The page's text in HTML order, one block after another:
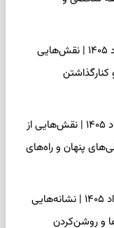
فال چای امروز جمعه ۱۶ مرداد ۱۴۰۵ | نقش‌هایی
فال قهوه امروز جمعه ۱۶ مرداد ۱۴۰۵ | نقش‌هایی از
پنهان و راه‌های
فال شمع امروز جمعه ۱۶ مرداد ۱۴۰۵ | نشانه‌هایی
و روشن‌کردن